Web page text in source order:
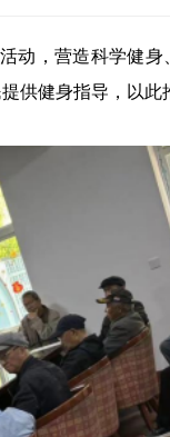
动，营造科学健
供健身指导，以